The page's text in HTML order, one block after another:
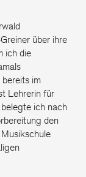
über ihre
ich die
im
Lehrerin für
ich nach
den